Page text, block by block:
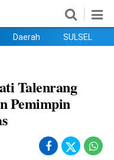
Daerah SULSEL
Talenrang
Pemimpin